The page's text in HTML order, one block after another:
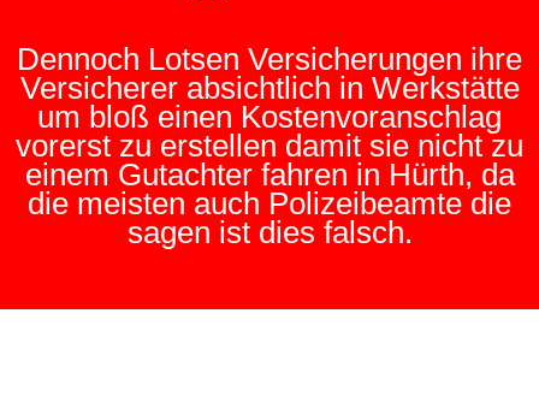
Dennoch Lotsen Versicherungen ihre
Versicherer absichtlich in Werkstätte
um bloß einen Kostenvoranschlag
vorerst zu erstellen damit sie nicht zu
einem Gutachter fahren in Hürth, da
die meisten auch Polizeibeamte die
sagen ist dies falsch.